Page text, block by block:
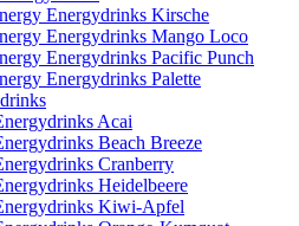
Energydrinks Kirsche
Energydrinks Mango Loco
Energydrinks Pacific Punch
Energydrinks Palette
Acai
Beach Breeze
Cranberry
Heidelbeere
Kiwi-Apfel